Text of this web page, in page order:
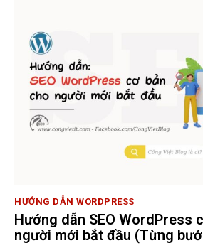
HƯỚNG DẪN WORDPRESS
Hướng dẫn SEO WordPress
người mới bắt đầu (Từng